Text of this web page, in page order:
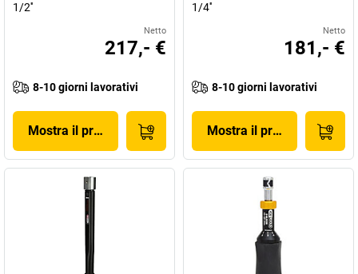
1/2''
Netto
217,- €
8-10 giorni lavorativi
Mostra il prodotto
1/4''
Netto
181,- €
8-10 giorni lavorativi
Mostra il prodotto